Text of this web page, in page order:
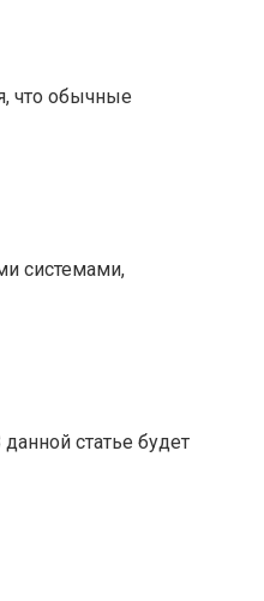
что обычные
системами,
статье будет